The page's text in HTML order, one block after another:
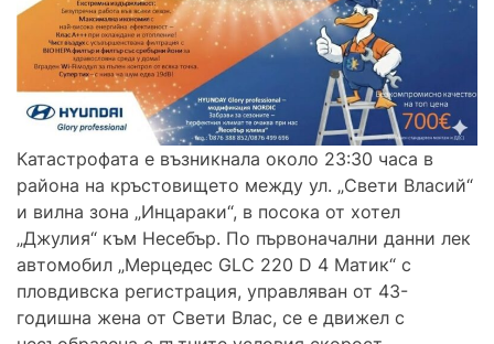
Катастрофата е възникнала около 23:30 часа в
района на кръстовището между ул. „Свети Власий“
и вилна зона „Инцараки“, в посока от хотел
„Джулия“ към Несебър. По първоначални данни лек
автомобил „Мерцедес GLC 220 D 4 Матик“ с
пловдивска регистрация, управляван от 43-
годишна жена от Свети Влас, се е движел с